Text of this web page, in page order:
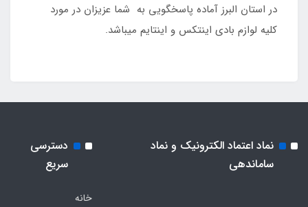
در استان البرز آماده پاسخگویی به شما عزیزان در مورد
کلیه لوازم بادی اینتکس و اینتایم میباشد.
نماد اعتماد الکترونیک و نماد
ساماندهی
دسترسی
سریع
خانه